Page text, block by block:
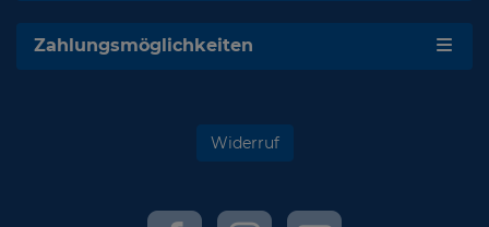
Zahlungsmöglichkeiten
Widerruf